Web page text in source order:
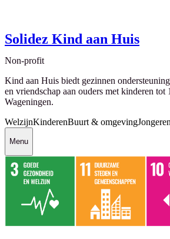
Solidez Kind aan Huis
Non-profit
Kind aan Huis biedt gezinnen
en vriendschap aan ouders met kinderen tot
Wageningen.
WelzijnKinderenBuurt & omgevingJongeren
Menu